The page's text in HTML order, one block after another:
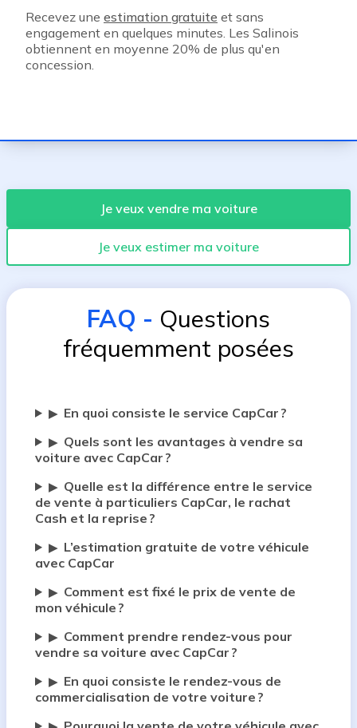
Recevez une estimation gratuite et sans
engagement en quelques minutes. Les Salinois
obtiennent en moyenne 20% de plus qu'en
concession.
Je veux vendre ma voiture
Je veux estimer ma voiture
FAQ - Questions
fréquemment posées
▶ En quoi consiste le service CapCar ?
▶ Quels sont les avantages à vendre sa
voiture avec CapCar ?
▶ Quelle est la différence entre le service
de vente à particuliers CapCar, le rachat
Cash et la reprise ?
▶ L’estimation gratuite de votre véhicule
avec CapCar
▶ Comment est fixé le prix de vente de
mon véhicule ?
▶ Comment prendre rendez-vous pour
vendre sa voiture avec CapCar ?
▶ En quoi consiste le rendez-vous de
commercialisation de votre voiture ?